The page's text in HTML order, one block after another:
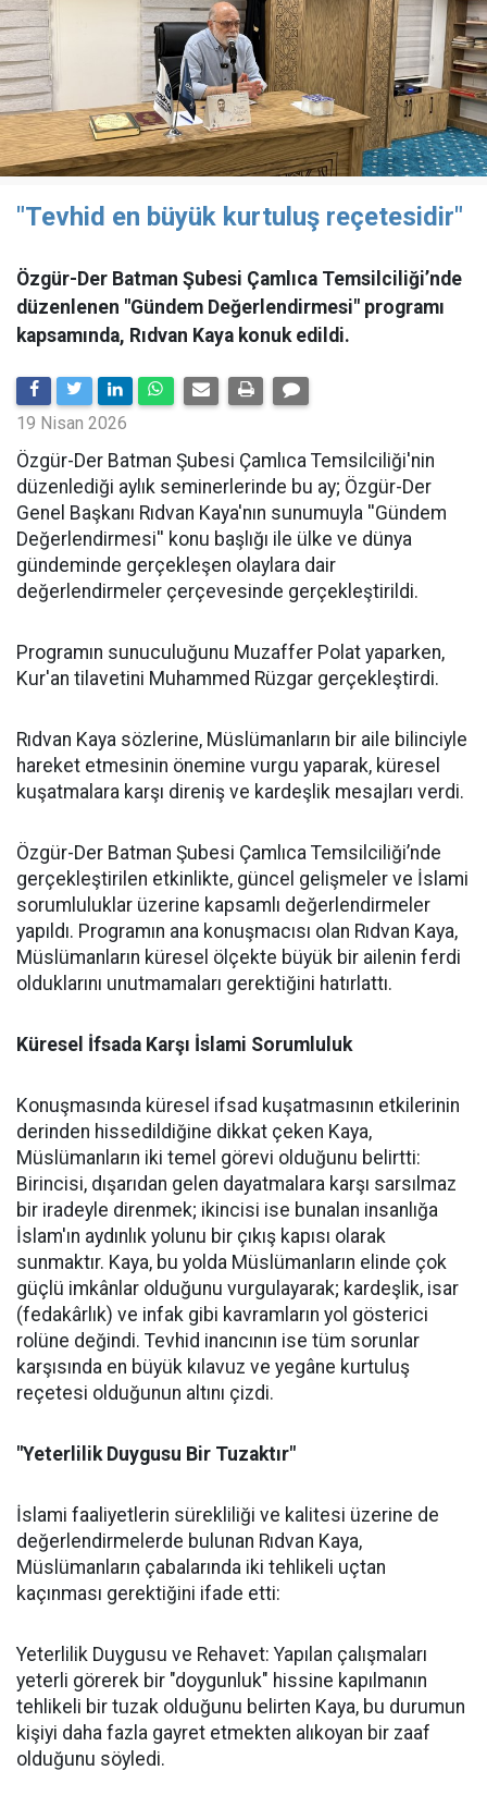
"Tevhid en büyük kurtuluş reçetesidir"
Özgür-Der Batman Şubesi Çamlıca Temsilciliği’nde
düzenlenen "Gündem Değerlendirmesi" programı
kapsamında, Rıdvan Kaya konuk edildi.
19 Nisan 2026
​Özgür-Der Batman Şubesi Çamlıca Temsilciliği'nin
düzenlediği aylık seminerlerinde bu ay; Özgür-Der
Genel Başkanı Rıdvan Kaya'nın sunumuyla ''Gündem
Değerlendirmesi'' konu başlığı ile ülke ve dünya
gündeminde gerçekleşen olaylara dair
değerlendirmeler çerçevesinde gerçekleştirildi.
Programın sunuculuğunu Muzaffer Polat yaparken,
Kur'an tilavetini Muhammed Rüzgar gerçekleştirdi.
Rıdvan Kaya sözlerine, Müslümanların bir aile bilinciyle
hareket etmesinin önemine vurgu yaparak, küresel
kuşatmalara karşı direniş ve kardeşlik mesajları verdi.
Özgür-Der Batman Şubesi Çamlıca Temsilciliği’nde
gerçekleştirilen etkinlikte, güncel gelişmeler ve İslami
sorumluluklar üzerine kapsamlı değerlendirmeler
yapıldı. Programın ana konuşmacısı olan Rıdvan Kaya,
Müslümanların küresel ölçekte büyük bir ailenin ferdi
olduklarını unutmamaları gerektiğini hatırlattı.
Küresel İfsada Karşı İslami Sorumluluk
Konuşmasında küresel ifsad kuşatmasının etkilerinin
derinden hissedildiğine dikkat çeken Kaya,
Müslümanların iki temel görevi olduğunu belirtti:
Birincisi, dışarıdan gelen dayatmalara karşı sarsılmaz
bir iradeyle direnmek; ikincisi ise bunalan insanlığa
İslam'ın aydınlık yolunu bir çıkış kapısı olarak
sunmaktır. Kaya, bu yolda Müslümanların elinde çok
güçlü imkânlar olduğunu vurgulayarak; kardeşlik, isar
(fedakârlık) ve infak gibi kavramların yol gösterici
rolüne değindi. Tevhid inancının ise tüm sorunlar
karşısında en büyük kılavuz ve yegâne kurtuluş
reçetesi olduğunun altını çizdi.
"Yeterlilik Duygusu Bir Tuzaktır"
İslami faaliyetlerin sürekliliği ve kalitesi üzerine de
değerlendirmelerde bulunan Rıdvan Kaya,
Müslümanların çabalarında iki tehlikeli uçtan
kaçınması gerektiğini ifade etti:
Yeterlilik Duygusu ve Rehavet: Yapılan çalışmaları
yeterli görerek bir "doygunluk" hissine kapılmanın
tehlikeli bir tuzak olduğunu belirten Kaya, bu durumun
kişiyi daha fazla gayret etmekten alıkoyan bir zaaf
olduğunu söyledi.